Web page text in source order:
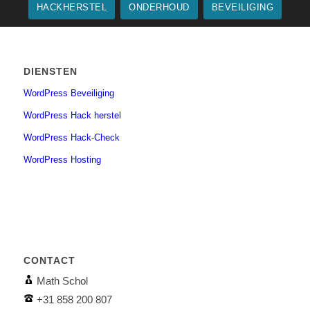
HACKHERSTEL ONDERHOUD BEVEILIGING
DIENSTEN
WordPress Beveiliging
WordPress Hack herstel
WordPress Hack-Check
WordPress Hosting
CONTACT
Math Schol
+31 858 200 807